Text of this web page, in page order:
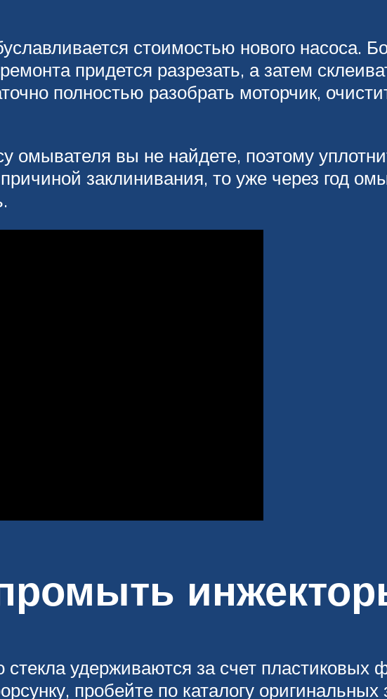
стоимостью нового насоса.
придется разрезать, а затем
полностью разобрать моторчик,
омывателя вы не найдете, поэтому
заклинивания, то уже через год
удерживаются за счет пластиковых
пробейте по каталогу